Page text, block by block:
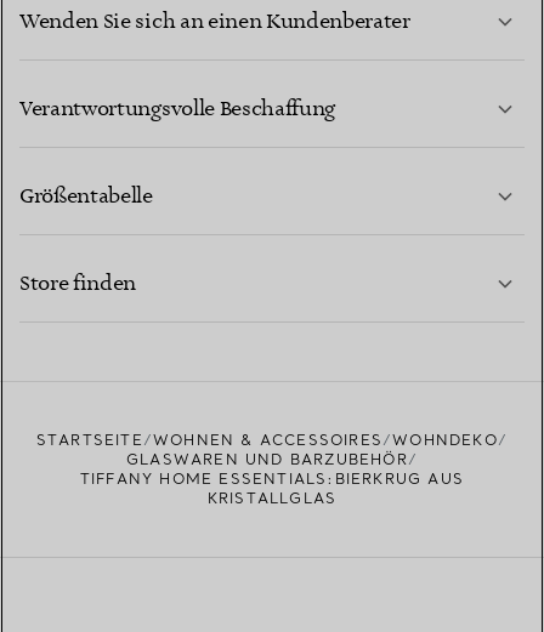
Wenden Sie sich an einen Kundenberater
Verantwortungsvolle Beschaffung
Größentabelle
Store finden
STARTSEITE WOHNEN & ACCESSOIRES
WOHNDEKO
GLASWAREN UND BARZUBEHÖR
TIFFANY HOME ESSENTIALS:BIERKRUG AUS
KRISTALLGLAS